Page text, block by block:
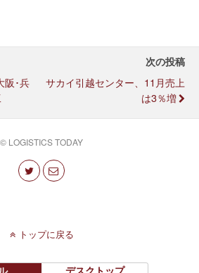
阪･兵
次の投稿
サカイ引越センター、11月売上
は3％増
© LOGISTICS TODAY
トップに戻る
デスクトップ